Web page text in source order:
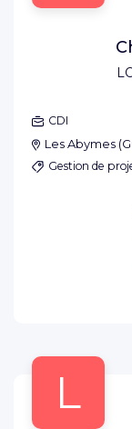
CDI
Les Abymes (
Gestion de
L